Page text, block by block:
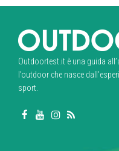
Outdoortest.it è una guida
l’outdoor che nasce
sport.